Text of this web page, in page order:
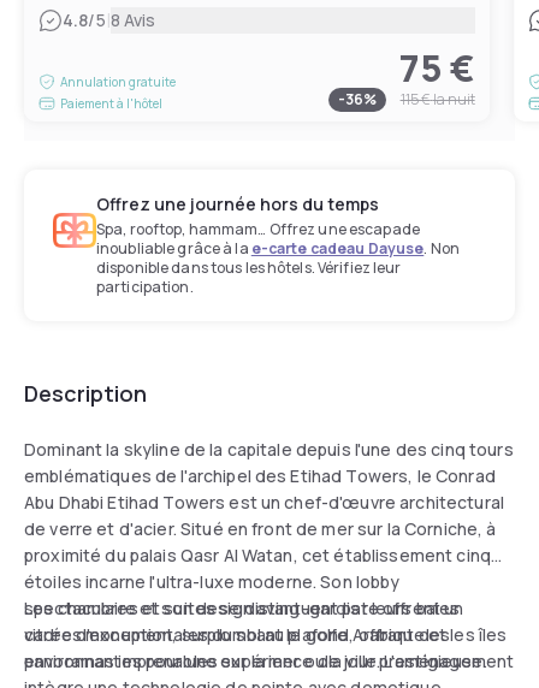
4.8/5|8 Avis
Annulation gratuite
Paiement à l'hôtel
75 €
-36% 115 €la nuit
Offrez une journée hors du temps
Spa, rooftop, hammam… Offrez une escapade
inoubliable grâce à la e-carte cadeau Dayuse. Non
disponible dans tous les hôtels. Vérifiez leur
participation.
Description
Dominant la skyline de la capitale depuis l'une des cinq tours
emblématiques de l'archipel des Etihad Towers, le Conrad
Abu Dhabi Etihad Towers est un chef-d'œuvre architectural
de verre et d'acier. Situé en front de mer sur la Corniche, à
proximité du palais Qasr Al Watan, cet établissement cinq
étoiles incarne l'ultra-luxe moderne. Son lobby
spectaculaire et son design avant-gardiste offrent un
cadre d'exception, surplombant le golfe Arabique et les îles
environnantes pour une expérience de jour prestigieuse.
Les chambres et suites se distinguent par leurs baies
vitrées monumentales du sol au plafond, offrant des
panoramas imprenables sur la mer ou la ville. L'aménagement